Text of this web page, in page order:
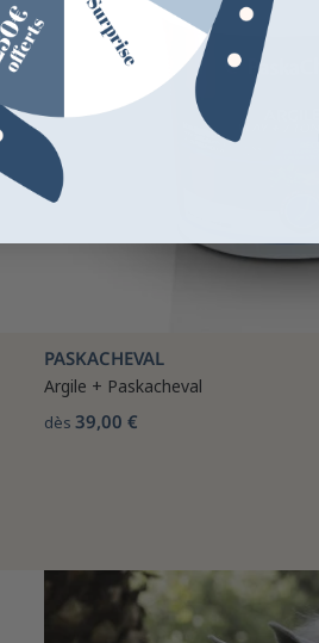
PASKACHEVAL
Argile + Paskacheval
dès39,00 €